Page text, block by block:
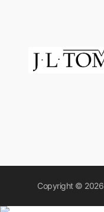
Copyright © 2026